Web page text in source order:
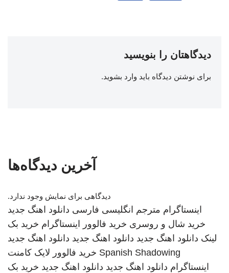
دیدگاهتان را بنویسید
برای نوشتن دیدگاه باید وارد بشوید.
آخرین دیدگاه‌ها
دیدگاهی برای نمایش وجود ندارد.
اینستاگرام مترجم انگلیسی فارسی دانلود اهنگ جدید
خرید شال و روسری خرید فالوور اینستاگرام خرید بک
لینک دانلود اهنگ جدید دانلود اهنگ جدید دانلود اهنگ جدید
Spanish Shadowing خرید فالوور لایک کامنت
اینستاگرام دانلود اهنگ جدید دانلود اهنگ جدید خرید بک